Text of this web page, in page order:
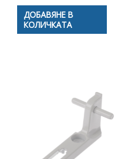
ДОБАВЯНЕ В
КОЛИЧКАТА